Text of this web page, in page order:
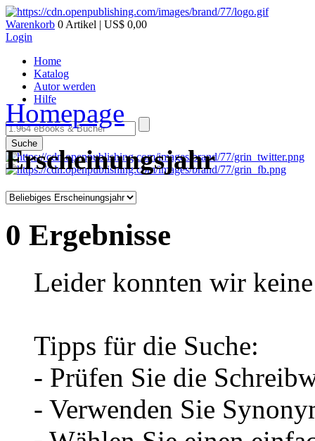
Warenkorb 0 Artikel | US$ 0,00
Login
Home
Katalog
Autor werden
Hilfe
Suche
Homepage
Erscheinungsjahr
0 Ergebnisse
Leider konnten wir
Tipps für die Suche:
- Prüfen Sie die
- Verwenden Sie